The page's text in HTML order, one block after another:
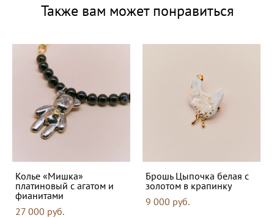
Также вам может понравиться
Колье «Мишка»
платиновый с агатом и
фианитами
27 000 pуб.
Брошь Цыпочка белая c
золотом в крапинку
9 000 pуб.